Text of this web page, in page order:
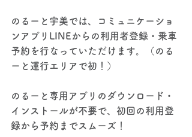
のるーと宇美では、コミュニケーショ
ンアプリLINEからの利用者登録・乗車
予約を行なっていただけます。（のる
ーと運行エリアで初！）
のるーと専用アプリのダウンロード・
インストールが不要で、初回の利用登
録から予約までスムーズ！